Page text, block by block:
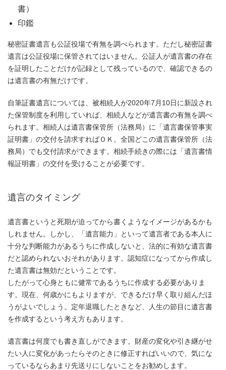
書）
印鑑
秘密証書遺言も公証役場で有無を調べられます。ただし秘密証書
遺言は公証役場に保管されてはいません。公証人が遺言書の存在
を証明したことだけが記録として残っているので、確認できるの
は遺言書の有無だけです。
自筆証書遺言については、被相続人が2020年7月10日に新設され
た保管制度を利用していれば、相続人などが遺言書の有無を調べ
られます。相続人は遺言書保管所（法務局）に「遺言書保管事実
証明書」の交付を請求すればＯＫ。全国どこの遺言書保管所（法
務局）でも交付請求ができます。相続手続きの際には「遺言書情
報証明書」の交付を受けることが必要です。
遺言のタイミング
遺言書というと死期が迫ってから書くようなイメージがあるかも
しれません。しかし、「遺言能力」といって遺言者である本人に
十分な判断能力があるうちに作成しないと、法的に有効な遺言書
だと認められないおそれがあります。認知症になってから作成し
た遺言書は無効だということです。
したがって心身ともに健常であるうちに作成する必要がありま
す。現在、何歳かにもよりますが、できるだけ早く取り組んだほ
うがよいでしょう。定年退職したときなど、人生の節目に遺言書
を作成するという考え方もあります。
遺言書は何度でも書き直しができます。財産の変化や引き継がせ
たい人に変化があったらそのときに修正すればいいので、気にな
っているならあまり先送りにしないことをお勧めします。